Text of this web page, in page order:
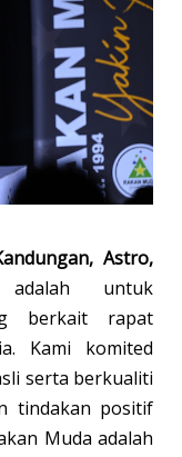
Astro,
untuk
berkait rapat
Kami komited
serta berkualiti
tindakan positif
Muda adalah